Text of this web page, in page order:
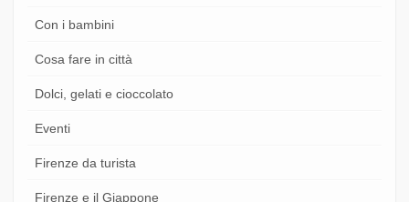
Con i bambini
Cosa fare in città
Dolci, gelati e cioccolato
Eventi
Firenze da turista
Firenze e il Giappone